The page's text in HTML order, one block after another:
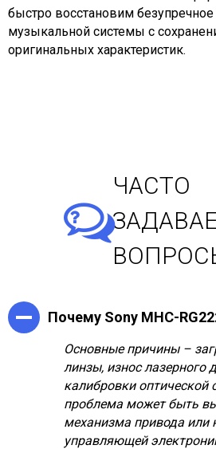
быстро восстановим
музыкальной системы с
оригинальных характеристик.
ЧАСТО
Почему Sony MHC-
Основные причины –
линзы, износ лазерного
калибровки оптической
проблема может быть
механизма привода или
управляющей